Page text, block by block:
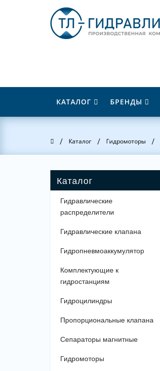
КАТАЛОГ БРЕНДЫ
Главная
/ Каталог / Гидромоторы /
Гидравлические
распределители
Гидравлические клапана
Гидропневмоаккумулятор
Комплектующие к
гидростанциям
Гидроцилиндры
Пропорциональные клапана
Сепараторы магнитные
Гидромоторы